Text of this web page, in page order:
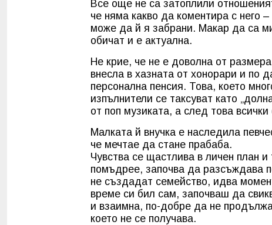
Все още не са затоплили
че няма какво да коментира с него
може да й я забрани. Макар да са
обичат и е актуална.
Не крие, че не е доволна от
внесла в хазната от хонорари и по
персонална пенсия. Това, което
изпълнители се таксуват като
от поп музиката, а след това всички
Малката й внучка е наследила
че мечтае да стане прабаба.
Чувства се щастлива в личен план
помъдрее, започва да разсъждава
не създадат семейство, идва
време си бил сам, започваш да
и взаимна, по-добре да не
което не се получава.